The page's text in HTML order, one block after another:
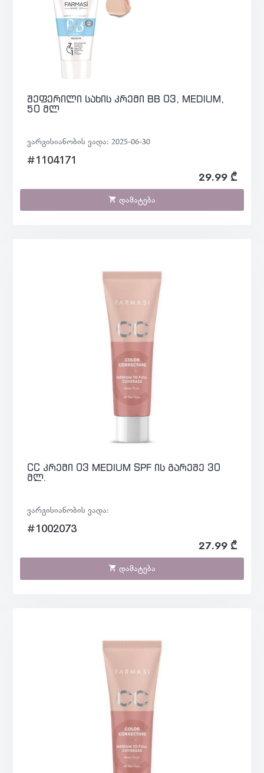
შეფერილი სახის კრემი BB 03, MEDIUM,
50 მლ
ვარგისიანობის ვადა: 2025-06-30
#1104171
29.99 ₾
დამატება
CC კრემი 03 MEDIUM SPF ის გარეშე 30
მლ.
ვარგისიანობის ვადა:
#1002073
27.99 ₾
დამატება